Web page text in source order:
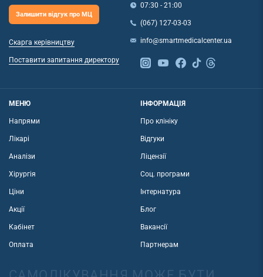
Залишити відгук про МЦ
Скарга керівництву
Поставити запитання директору
07:30 - 21:00
(067) 127-03-03
info@smartmedicalcenter.ua
МЕНЮ
Напрями
Лікарі
Аналізи
Хірургія
Ціни
Акції
Кабінет
Оплата
ІНФОРМАЦІЯ
Про клініку
Відгуки
Ліцензії
Соц. програми
Інтернатура
Блог
Вакансії
Партнерам